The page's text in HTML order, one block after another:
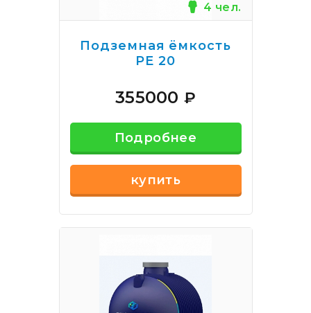
4 чел.
Подземная ёмкость
РЕ 20
355000 ₽
Подробнее
купить